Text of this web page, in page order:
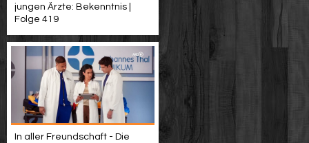
jungen Ärzte: Bekenntnis |
Folge 419
In aller Freundschaft - Die